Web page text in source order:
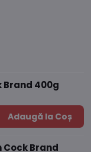
Brand 400g
Adaugă la Coș
Brand